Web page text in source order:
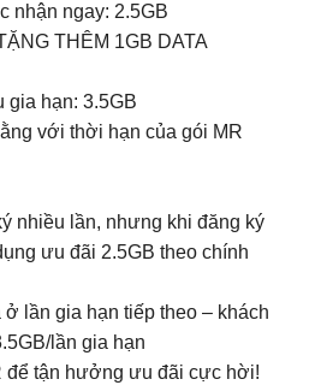
nhận ngay: 2.5GB
THÊM 1GB DATA
gia hạn: 3.5GB
với thời hạn của gói MR
nhiều lần, nhưng khi đăng ký
ưu đãi 2.5GB theo chính
ở lần gia hạn tiếp theo – khách
lần gia hạn
để tận hưởng ưu đãi cực hời!